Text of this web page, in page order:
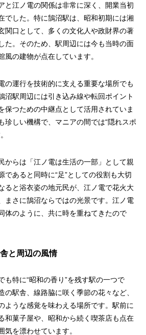
と江ノ電の関係は非常に深く、開業当初
でした。特に鵠沼駅は、昭和初期には湘
関口として、多くの文化人や政財界の著
た。そのため、駅周辺には今も当時の面
風の建物が点在しています。
の運行を技術的に支える重要な場所でも
沼駅周辺には引き込み線や転回ポイント
保つための中継点として活用されていま
珍しい機構で、マニアの間では“隠れスポ
からは「江ノ電は生活の一部」として親
であると同時に“足”としての役割も大切
ると浴衣姿の地元民が、江ノ電で花火大
まさに鵠沼ならではの光景です。江ノ電
体のように、共に時を重ねてきたので
と周辺の風情
も特に“昭和の香り”を残す駅の一つで
の駅舎、線路脇に咲く季節の花々など、
ような感覚を味わえる場所です。駅前に
和菓子屋や、昭和から続く喫茶店も点在
気を漂わせています。